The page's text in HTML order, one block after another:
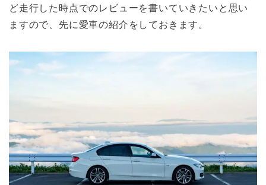
ど走行した時点でのレビューを書いていきたいと思い
ますので、先に愛車の紹介をしておきます。